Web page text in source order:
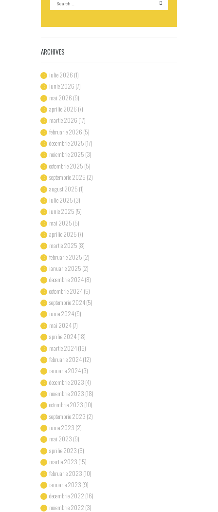
ARCHIVES
iulie 2026 (1)
iunie 2026 (7)
mai 2026 (9)
aprilie 2026 (7)
martie 2026 (17)
februarie 2026 (5)
decembrie 2025 (17)
noiembrie 2025 (3)
octombrie 2025 (5)
septembrie 2025 (2)
august 2025 (1)
iulie 2025 (3)
iunie 2025 (5)
mai 2025 (5)
aprilie 2025 (7)
martie 2025 (8)
februarie 2025 (2)
ianuarie 2025 (2)
decembrie 2024(8)
octombrie 2024(5)
septembrie 2024(5)
iunie 2024(9)
mai 2024(7)
aprilie 2024(18)
martie 2024(16)
februarie 2024(12)
ianuarie 2024(3)
decembrie 2023 (4)
noiembrie 2023 (18)
octombrie 2023 (10)
septembrie 2023 (2)
iunie 2023 (2)
mai 2023 (9)
aprilie 2023 (6)
martie 2023 (15)
februarie 2023 (10)
ianuarie 2023 (9)
decembrie 2022 (16)
noiembrie 2022 (3)